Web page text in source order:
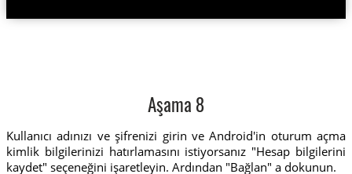
Aşama 8
Kullanıcı adınızı ve şifrenizi girin ve Android'in oturum açma
kimlik bilgilerinizi hatırlamasını istiyorsanız "Hesap bilgilerini
kaydet" seçeneğini işaretleyin. Ardından "Bağlan" a dokunun.